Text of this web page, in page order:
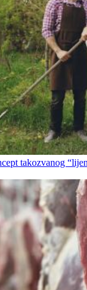
takozvanog